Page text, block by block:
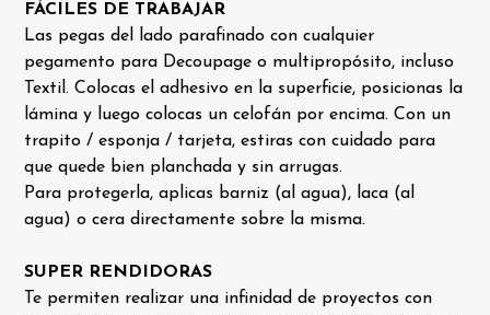
FÁCILES DE TRABAJAR
Las pegas del lado parafinado con cualquier
pegamento para Decoupage o multipropósito, incluso
Textil. Colocas el adhesivo en la superficie, posicionas la
lámina y luego colocas un celofán por encima. Con un
trapito / esponja / tarjeta, estiras con cuidado para
que quede bien planchada y sin arrugas.
Para protegerla, aplicas barniz (al agua), laca (al
agua) o cera directamente sobre la misma.
SUPER RENDIDORAS
Te permiten realizar una infinidad de proyectos con